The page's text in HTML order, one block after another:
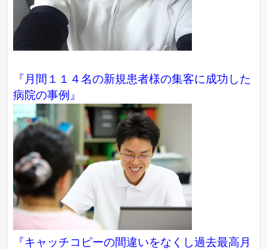
『月間１１４名の新規患者様の集客に成功した
病院の事例』
『キャッチコピーの間違いをなくし過去最高月